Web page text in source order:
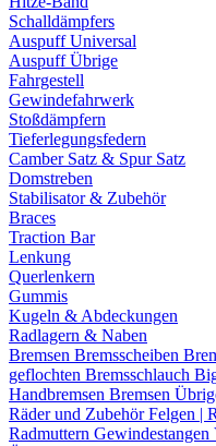
Schalldämpfers
Auspuff Universal
Auspuff Übrige
Fahrgestell
Gewindefahrwerk
Stoßdämpfern
Tieferlegungsfedern
Camber Satz & Spur Satz
Domstreben
Stabilisator & Zubehör
Braces
Traction Bar
Lenkung
Querlenkern
Gummis
Kugeln & Abdeckungen
Radlagern & Naben
Bremsen Bremsscheiben
geflochten Bremsschlauch
Handbremsen Bremsen
Räder und ZubehörFelgen |
Radmuttern Gewindestangen